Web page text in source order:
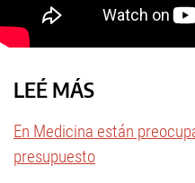
LEÉ MÁS
En Medicina están
presupuesto